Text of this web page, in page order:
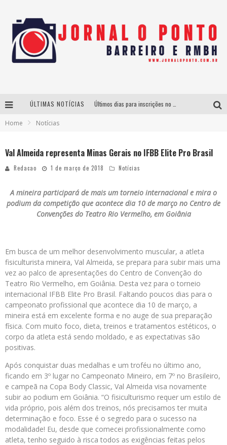
ÚLTIMAS NOTÍCIAS
Home Notícias
Val Almeida representa Minas Gerais no IFBB Elite Pro Brasil
Redacao 1 de março de 2018 Notícias
A mineira participará de mais um torneio internacional e mira o
podium da competição que acontece dia 10 de março no Centro de
Convenções do Teatro Rio Vermelho, em Goiânia
Em busca de um melhor desenvolvimento muscular, a atleta
fisiculturista mineira, Val Almeida, se prepara para subir mais uma
vez ao palco de apresentações do Centro de Convenção do
Teatro Rio Vermelho, em Goiânia. Desta vez para o torneio
internacional IFBB Elite Pro Brasil. Faltando poucos dias para o
campeonato profissional que acontece dia 10 de março, a
mineira está em excelente forma e no auge de sua preparação
física. Com muito foco, dieta, treinos e tratamentos estéticos, o
corpo da atleta está sendo moldado, e as expectativas são
positivas.
Após conquistar duas medalhas e um troféu no último ano,
ficando em 3º lugar no Campeonato Mineiro, em 7º no Brasileiro,
e campeã na Copa Body Classic, Val Almeida visa novamente
subir ao podium em Goiânia. “O fisiculturismo requer um estilo de
vida próprio, pois além dos treinos, nós precisamos ter muita
determinação e foco. Esse é o segredo para o sucesso na
modalidade! Eu, desde que comecei profissionalmente como
atleta, tenho seguido à risca todos as exigências feitas pelos